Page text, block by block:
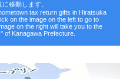
移動します。
tax return gifts in Hiratsuka
on the image on the left to go to
on the right will take you to the
of Kanagawa Prefecture.